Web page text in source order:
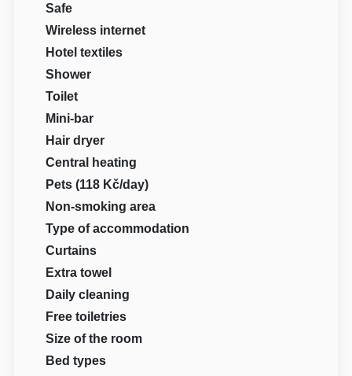
Safe
Wireless internet
Hotel textiles
Shower
Toilet
Mini-bar
Hair dryer
Central heating
Pets (118 Kč/day)
Non-smoking area
Type of accommodation
Curtains
Extra towel
Daily cleaning
Free toiletries
Size of the room
Bed types